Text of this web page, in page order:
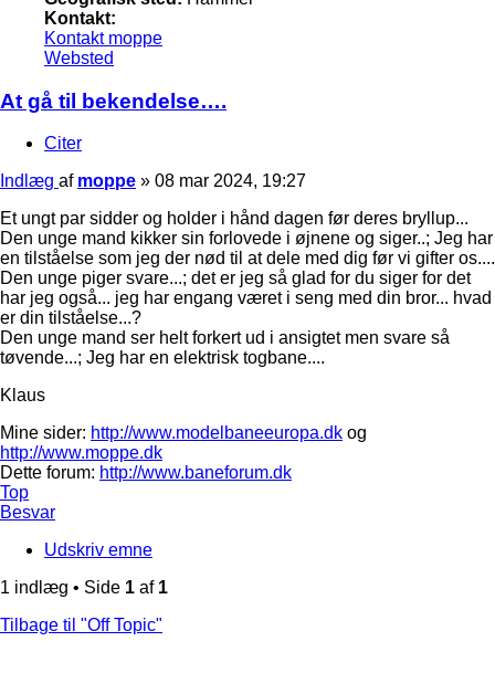
Kontakt:
Kontakt moppe
Websted
At gå til bekendelse….
Citer
Indlæg af moppe » 08 mar 2024, 19:27
Et ungt par sidder og holder i hånd dagen før deres bryllup...
Den unge mand kikker sin forlovede i øjnene og siger..; Jeg har
en tilståelse som jeg der nød til at dele med dig før vi gifter os....
Den unge piger svare...; det er jeg så glad for du siger for det
har jeg også... jeg har engang været i seng med din bror... hvad
er din tilståelse...?
Den unge mand ser helt forkert ud i ansigtet men svare så
tøvende...; Jeg har en elektrisk togbane....
Klaus
Mine sider: http://www.modelbaneeuropa.dk og
http://www.moppe.dk
Dette forum: http://www.baneforum.dk
Top
Besvar
Udskriv emne
1 indlæg • Side 1 af 1
Tilbage til "Off Topic"